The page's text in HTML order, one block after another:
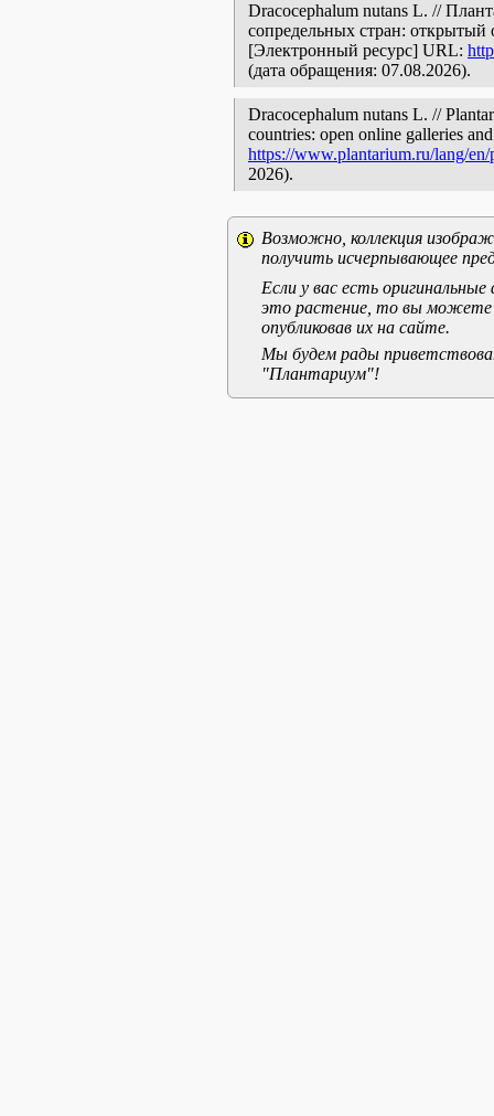
Dracocephalum nutans L. //
сопредельных стран: открытый
[Электронный ресурс] URL:
(дата обращения: 07.08.2026).
Dracocephalum nutans L. //
countries: open online galleries
https://www.plantarium.ru/lang/
2026).
Возможно, коллекция
получить исчерпывающее
Если у вас есть
это растение, то вы можете
опубликовав их на сайте.
Мы будем рады
"Плантариум"!